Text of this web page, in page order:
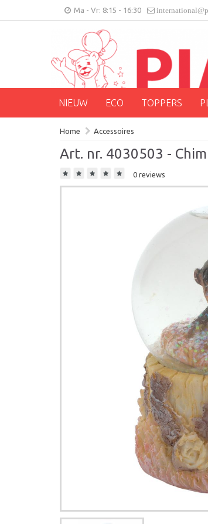
Ma - Vr: 8:15 - 16:30
NIEUW ECO TOPPERS
Home Accessoires
Art. nr. 4030503 -
0 reviews